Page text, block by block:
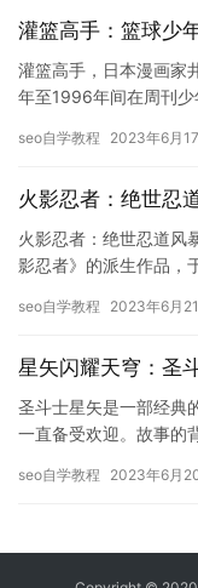
灌篮高手：篮球少
灌篮高手，日本漫画家
年至1996年间在周刊
seo自学教程 2023年6月
火影忍者：绝世忍
火影忍者：绝世忍道风
影忍者》的派生作品，
利…
seo自学教程 2023年6月
星矢闪耀天穹：圣
圣斗士星矢是一部经典
一直备受欢迎。故事的
恶…
seo自学教程 2023年6月